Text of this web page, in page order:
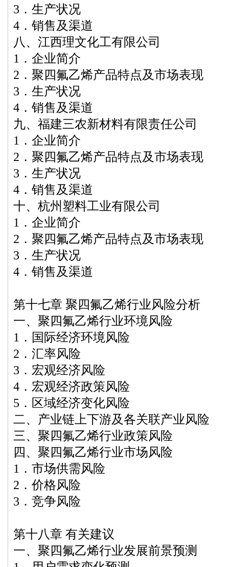
3．生产状况
4．销售及渠道
八、江西理文化工有限公司
1．企业简介
2．聚四氟乙烯产品特点及市场表现
3．生产状况
4．销售及渠道
九、福建三农新材料有限责任公司
1．企业简介
2．聚四氟乙烯产品特点及市场表现
3．生产状况
4．销售及渠道
十、杭州塑料工业有限公司
1．企业简介
2．聚四氟乙烯产品特点及市场表现
3．生产状况
4．销售及渠道
第十七章 聚四氟乙烯行业风险分析
一、聚四氟乙烯行业环境风险
1．国际经济环境风险
2．汇率风险
3．宏观经济风险
4．宏观经济政策风险
5．区域经济变化风险
二、产业链上下游及各关联产业风险
三、聚四氟乙烯行业政策风险
四、聚四氟乙烯行业市场风险
1．市场供需风险
2．价格风险
3．竞争风险
第十八章 有关建议
一、聚四氟乙烯行业发展前景预测